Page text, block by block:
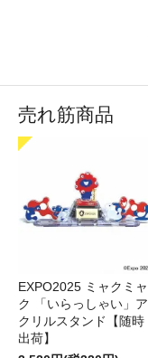
売れ筋商品
EXPO2025 ミャクミャ
ク 「いらっしゃい」ア
クリルスタンド【随時
出荷】